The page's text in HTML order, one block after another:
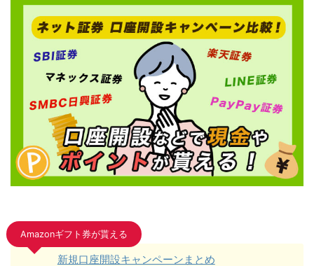
Amazonギフト券が貰える
新規口座開設キャンペーンまとめ